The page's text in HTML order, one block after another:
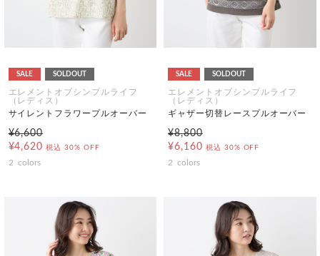
SALE SOLDOUT
エレメントオブシンプルライフ
（レディス）
サイレントフラワープルオーバー
¥6,600
¥4,620 税込 30% OFF
2 colors
SALE SOLDOUT
エレメントオブシンプルライフ
（レディス）
ギャザー切替レースプルオーバー
¥8,800
¥6,160 税込 30% OFF
2 colors